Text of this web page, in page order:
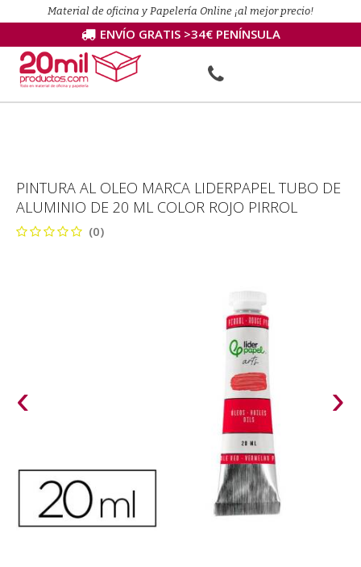
Material de oficina y Papelería Online ¡al mejor precio!
ENVÍO GRATIS >34€ PENÍNSULA
PINTURA AL OLEO MARCA LIDERPAPEL TUBO DE
ALUMINIO DE 20 ML COLOR ROJO PIRROL
(0)
‹ ›